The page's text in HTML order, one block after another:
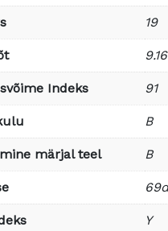
19
Indeks 91
B
märjal teel B
Y